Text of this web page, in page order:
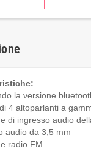
la versione
4 altoparlanti a
di ingresso audio
audio da 3,5 mm
radio FM